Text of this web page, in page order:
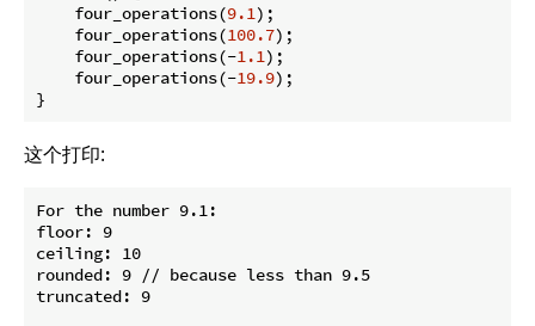
    four_operations(
9.1);
    four_operations(
100.7);
    four_operations(-
1.1);
    four_operations(-
19.9);
}
这个打印:
For the number 9.1:
floor: 9
ceiling: 10
rounded: 9 // because less than 9.5
truncated: 9